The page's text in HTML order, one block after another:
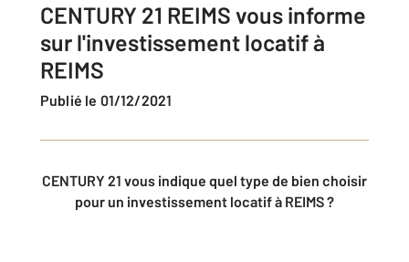
CENTURY 21 REIMS vous informe
sur l'investissement locatif à
REIMS
Publié le 01/12/2021
CENTURY 21 vous indique quel type de bien choisir
pour un investissement locatif à REIMS ?